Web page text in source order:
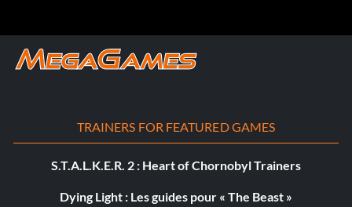
TRAINERS FOR FEATURED GAMES
S.T.A.L.K.E.R. 2 : Heart of Chornobyl Trainers
Dying Light : Les guides pour « The Beast »